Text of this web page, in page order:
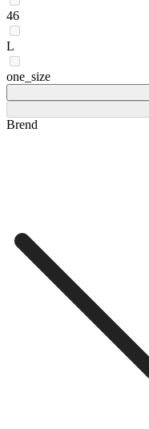
46
L
one_size
Brend